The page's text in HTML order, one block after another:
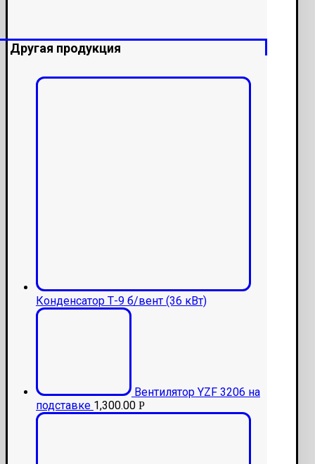
Другая продукция
Конденсатор Т-9 б/вент (36 кВт)
Вентилятор YZF 3206 на
подставке 1,300.00 Р